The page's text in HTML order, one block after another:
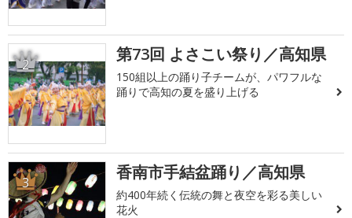
2 第73回 よさこい祭り／高知県
150組以上の踊り子チームが、パワフルな
踊りで高知の夏を盛り上げる
3 香南市手結盆踊り／高知県
約400年続く伝統の舞と夜空を彩る美しい
花火